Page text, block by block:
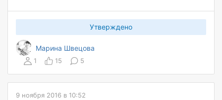
Марина Швецова
Утверждено
1 15 5
9 ноября 2016 в 10:52